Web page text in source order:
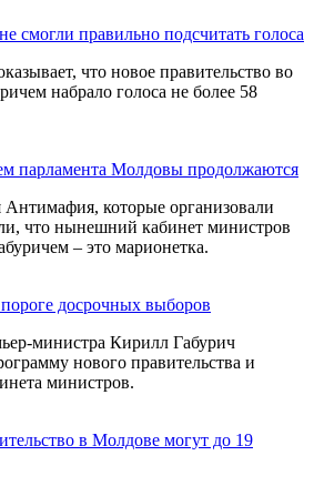
смогли правильно подсчитать голоса
что новое правительство во
набрало голоса не более 58
парламента Молдовы продолжаются
которые организовали
что нынешний кабинет министров
– это марионетка.
досрочных выборов
министра Кирилл Габурич
нового правительства и
министров.
в Молдове могут до 19